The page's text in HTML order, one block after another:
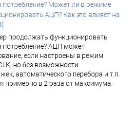
потребление? Может ли в режиме
АЦП? Как это влияет на
продолжать функционировать
потребление? АЦП может
если настроены в режим
но без возможности
автоматического перебора и т.п.
примерно в 2 раза от максимума.